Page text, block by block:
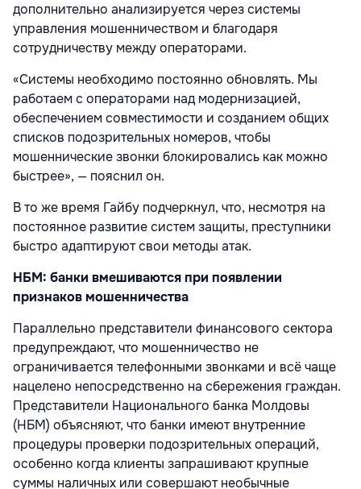
дополнительно анализируется через системы
управления мошенничеством и благодаря
сотрудничеству между операторами.
«Системы необходимо постоянно обновлять. Мы
работаем с операторами над модернизацией,
обеспечением совместимости и созданием общих
списков подозрительных номеров, чтобы
мошеннические звонки блокировались как можно
быстрее», — пояснил он.
В то же время Гайбу подчеркнул, что, несмотря на
постоянное развитие систем защиты, преступники
быстро адаптируют свои методы атак.
НБМ: банки вмешиваются при появлении
признаков мошенничества
Параллельно представители финансового сектора
предупреждают, что мошенничество не
ограничивается телефонными звонками и всё чаще
нацелено непосредственно на сбережения граждан.
Представители Национального банка Молдовы
(НБМ) объясняют, что банки имеют внутренние
процедуры проверки подозрительных операций,
особенно когда клиенты запрашивают крупные
суммы наличных или совершают необычные